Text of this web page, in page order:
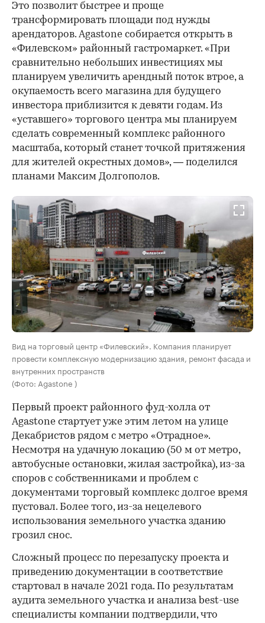
Это позволит быстрее и проще
трансформировать площади под нужды
арендаторов. Agastone собирается открыть в
«Филевском» районный гастромаркет. «При
сравнительно небольших инвестициях мы
планируем увеличить арендный поток втрое, а
окупаемость всего магазина для будущего
инвестора приблизится к девяти годам. Из
«уставшего» торгового центра мы планируем
сделать современный комплекс районного
масштаба, который станет точкой притяжения
для жителей окрестных домов», — поделился
планами Максим Долгополов.
Вид на торговый центр «Филевский». Компания планирует
провести комплексную модернизацию здания, ремонт фасада и
внутренних пространств
(Фото: Agastone )
Первый проект районного фуд-холла от
Agastone стартует уже этим летом на улице
Декабристов рядом с метро «Отрадное».
Несмотря на удачную локацию (50 м от метро,
автобусные остановки, жилая застройка), из-за
споров с собственниками и проблем с
документами торговый комплекс долгое время
пустовал. Более того, из-за нецелевого
использования земельного участка зданию
грозил снос.
Сложный процесс по перезапуску проекта и
приведению документации в соответствие
стартовал в начале 2021 года. По результатам
аудита земельного участка и анализа best-use
специалисты компании подтвердили, что